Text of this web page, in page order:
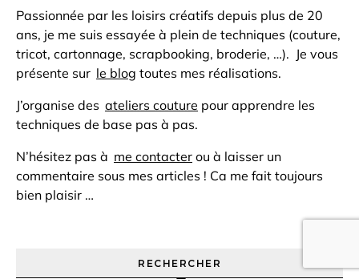
Passionnée par les loisirs créatifs depuis plus de 20
ans, je me suis essayée à plein de techniques (couture,
tricot, cartonnage, scrapbooking, broderie, …). Je vous
présente sur le blog toutes mes réalisations.
J’organise des ateliers couture pour apprendre les
techniques de base pas à pas.
N’hésitez pas à me contacter ou à laisser un
commentaire sous mes articles ! Ca me fait toujours
bien plaisir …
RECHERCHER